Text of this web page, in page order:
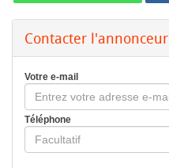
Contacter l'annonceur
Votre e-mail
Téléphone